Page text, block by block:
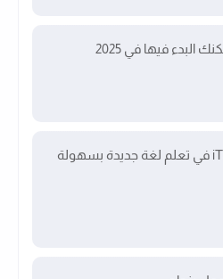
كيف يساعدك موقع iTalki في تعلم لغة جديدة بسهولة